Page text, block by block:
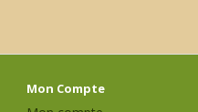
Mon Compte